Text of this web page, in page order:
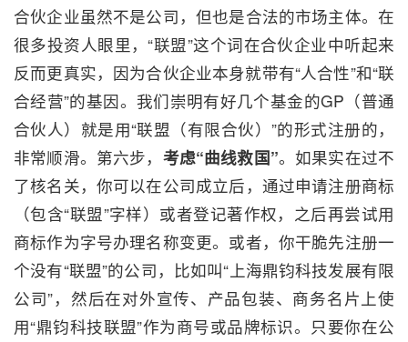
合伙企业虽然不是公司，但也是合法的市场主体。在
很多投资人眼里，“联盟”这个词在合伙企业中听起来
反而更真实，因为合伙企业本身就带有“人合性”和“联
合经营”的基因。我们崇明有好几个基金的GP（普通
合伙人）就是用“联盟（有限合伙）”的形式注册的，
非常顺滑。第六步， 考虑“曲线救国”。如果实在过不
了核名关，你可以在公司成立后，通过申请注册商标
（包含“联盟”字样）或者登记著作权，之后再尝试用
商标作为字号办理名称变更。或者，你干脆先注册一
个没有“联盟”的公司，比如叫“上海鼎钧科技发展有限
公司”，然后在对外宣传、产品包装、商务名片上使
用“鼎钧科技联盟”作为商号或品牌标识。只要你在公